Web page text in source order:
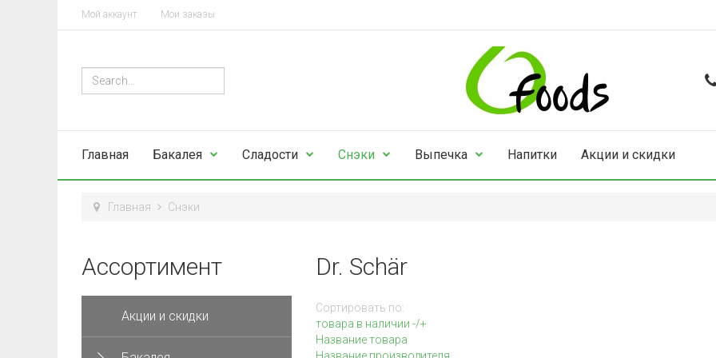
Мой аккаунт Мои заказы
Главная Бакалея Сладости Снэки Выпечка Напитки Акции и скидки
Главная Снэки
Dr. Schär
Сортировать по:
товара в наличии -/+
Название товара
Ассортимент
Акции и скидки